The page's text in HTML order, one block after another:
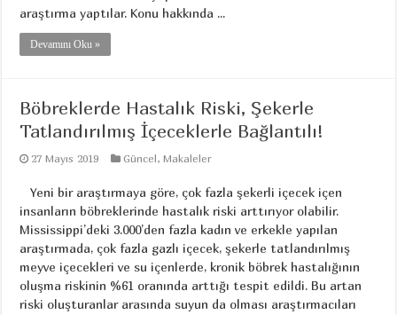
araştırma yaptılar. Konu hakkında ...
Devamını Oku »
Böbreklerde Hastalık Riski, Şekerle
Tatlandırılmış İçeceklerle Bağlantılı!
27 Mayıs 2019 Güncel,Makaleler
Yeni bir araştırmaya göre, çok fazla şekerli içecek içen
insanların böbreklerinde hastalık riski arttırıyor olabilir.
Mississippi’deki 3.000’den fazla kadın ve erkekle yapılan
araştırmada, çok fazla gazlı içecek, şekerle tatlandırılmış
meyve içecekleri ve su içenlerde, kronik böbrek hastalığının
oluşma riskinin %61 oranında arttığı tespit edildi. Bu artan
riski oluşturanlar arasında suyun da olması araştırmacıları